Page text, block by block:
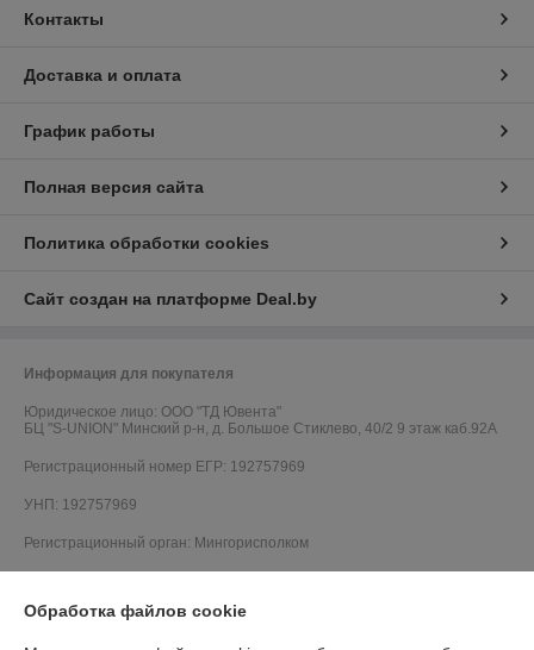
Контакты
Доставка и оплата
График работы
Полная версия сайта
Политика обработки cookies
Сайт создан на платформе Deal.by
Информация для покупателя
Юридическое лицо: ООО "ТД Ювента"
БЦ "S-UNION" Минский р-н, д. Большое Стиклево, 40/2 9 этаж каб.92А
Регистрационный номер ЕГР: 192757969
УНП: 192757969
Регистрационный орган: Мингорисполком
Обработка файлов cookie